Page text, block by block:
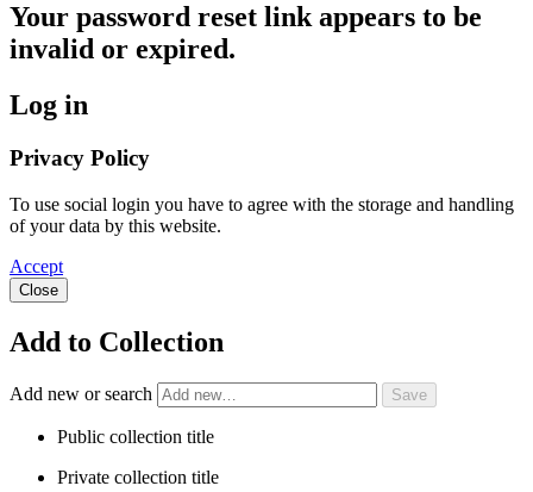
Your password reset link appears to be
invalid or expired.
Log in
Privacy Policy
To use social login you have to agree with the storage and handling
of your data by this website.
Accept
Close
Add to Collection
Add new or search
Public collection title
Private collection title